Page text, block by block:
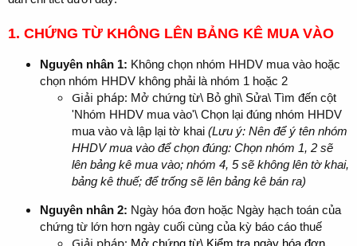
1. CHỨNG TỪ KHÔNG LÊN BẢNG KÊ MUA VÀO
Nguyên nhân 1: Không chọn nhóm HHDV mua vào hoặc
chọn nhóm HHDV không phải là nhóm 1 hoặc 2
Giải pháp: Mở chứng từ\ Bỏ ghi\ Sửa\ Tìm đến cột
'Nhóm HHDV mua vào'\ Chọn lại đúng nhóm HHDV
mua vào và lập lại tờ khai (Lưu ý: Nên để ý tên nhóm
HHDV mua vào để chọn đúng: Chọn nhóm 1, 2 sẽ
lên bảng kê mua vào; nhóm 4, 5 sẽ không lên tờ khai,
bảng kê thuế; để trống sẽ lên bảng kê bán ra)
Nguyên nhân 2: Ngày hóa đơn hoặc Ngày hạch toán của
chứng từ lớn hơn ngày cuối cùng của kỳ báo cáo thuế